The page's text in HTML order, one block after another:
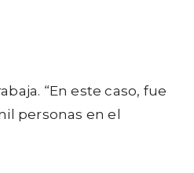
“En este caso, fue
personas en el